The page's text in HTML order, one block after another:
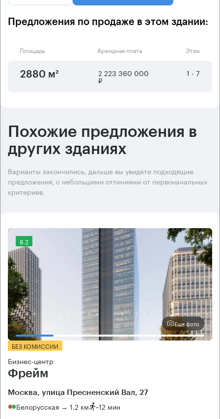
Предложения по продаже в этом здании:
Площадь Арендная плата Этаж
2880 м² 2 223 360 000
₽
1 - 7
Похожие предложения в
других зданиях
Варианты закончились, дальше вы увидете подходящие
предложения, с небольшими отличиями от первоначальных
критериев.
8.2
Еще фото
БЕЗ КОМИССИИ
Бизнес-центр
Фрейм
Москва, улица Пресненский Вал, 27
Белорусская → 1.2 км ~12 мин